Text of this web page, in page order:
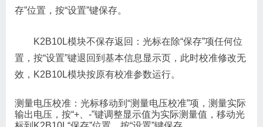
存”位置，按“设置”键保存。
K2B10L模块不保存返回：光标在除“保存”项任何位
置，按“设置”键退回到基本信息显示页，此时校准修改无
效，K2B10L模块按原有校准参数运行。
测量电压校准：光标移动到“测量电压校准”项，测量实际
输出电压，按“+、-”键调整显示值为实际测量值，移动光